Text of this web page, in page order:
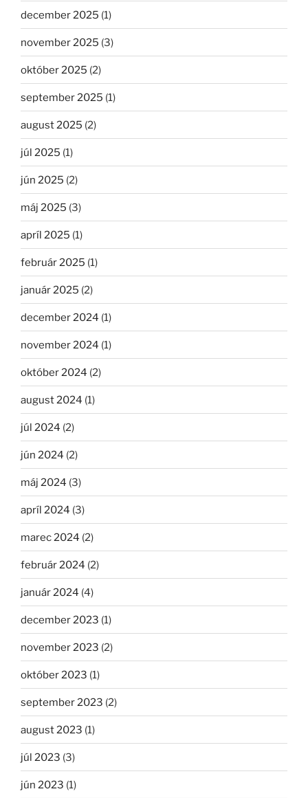
december 2025 (1)
november 2025 (3)
október 2025 (2)
september 2025 (1)
august 2025 (2)
júl 2025 (1)
jún 2025 (2)
máj 2025 (3)
apríl 2025 (1)
február 2025 (1)
január 2025 (2)
december 2024 (1)
november 2024 (1)
október 2024 (2)
august 2024 (1)
júl 2024 (2)
jún 2024 (2)
máj 2024 (3)
apríl 2024 (3)
marec 2024 (2)
február 2024 (2)
január 2024 (4)
december 2023 (1)
november 2023 (2)
október 2023 (1)
september 2023 (2)
august 2023 (1)
júl 2023 (3)
jún 2023 (1)